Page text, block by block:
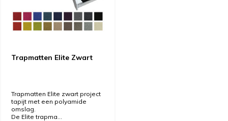
Trapmatten Elite Zwart
Trapmatten Elite zwart project
tapijt met een polyamide
omslag.
De Elite trapma...